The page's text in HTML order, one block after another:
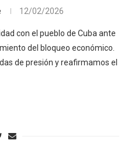
12/02/2026
con el pueblo de Cuba ante
del bloqueo económico.
de presión y reafirmamos el